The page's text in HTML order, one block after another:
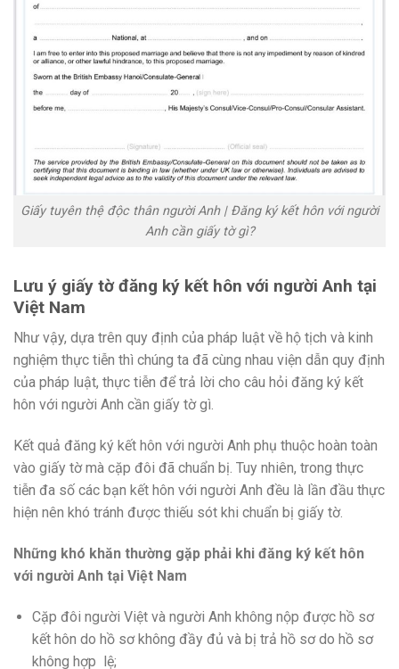
Giấy tuyên thệ độc thân người Anh | Đăng ký kết hôn với người
Anh cần giấy tờ gì?
Lưu ý giấy tờ đăng ký kết hôn với người Anh tại
Việt Nam
Như vậy, dựa trên quy định của pháp luật về hộ tịch và kinh
nghiệm thực tiễn thì chúng ta đã cùng nhau viện dẫn quy định
của pháp luật, thực tiễn để trả lời cho câu hỏi đăng ký kết
hôn với người Anh cần giấy tờ gì.
Kết quả đăng ký kết hôn với người Anh phụ thuộc hoàn toàn
vào giấy tờ mà cặp đôi đã chuẩn bị. Tuy nhiên, trong thực
tiễn đa số các bạn kết hôn với người Anh đều là lần đầu thực
hiện nên khó tránh được thiếu sót khi chuẩn bị giấy tờ.
Những khó khăn thường gặp phải khi đăng ký kết hôn
với người Anh tại Việt Nam
Cặp đôi người Việt và người Anh không nộp được hồ sơ
kết hôn do hồ sơ không đầy đủ và bị trả hồ sơ do hồ sơ
không hợp lệ;